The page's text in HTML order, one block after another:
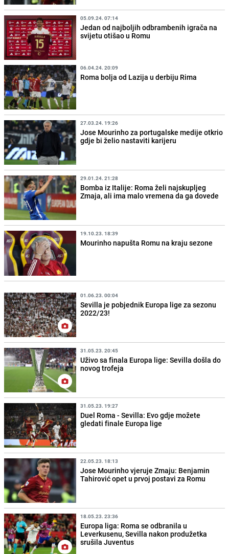
05.09.24. 07:14
Jedan od najboljih odbrambenih igrača na
svijetu otišao u Romu
06.04.24. 20:09
Roma bolja od Lazija u derbiju Rima
27.03.24. 19:26
Jose Mourinho za portugalske medije otkrio
gdje bi želio nastaviti karijeru
29.01.24. 21:28
Bomba iz Italije: Roma želi najskupljeg
Zmaja, ali ima malo vremena da ga dovede
19.10.23. 18:39
Mourinho napušta Romu na kraju sezone
01.06.23. 00:04
Sevilla je pobjednik Europa lige za sezonu
2022/23!
31.05.23. 20:45
Uživo sa finala Europa lige: Sevilla došla do
novog trofeja
31.05.23. 19:27
Duel Roma - Sevilla: Evo gdje možete
gledati finale Europa lige
22.05.23. 18:13
Jose Mourinho vjeruje Zmaju: Benjamin
Tahirović opet u prvoj postavi za Romu
18.05.23. 23:36
Europa liga: Roma se odbranila u
Leverkusenu, Sevilla nakon produžetka
srušila Juventus